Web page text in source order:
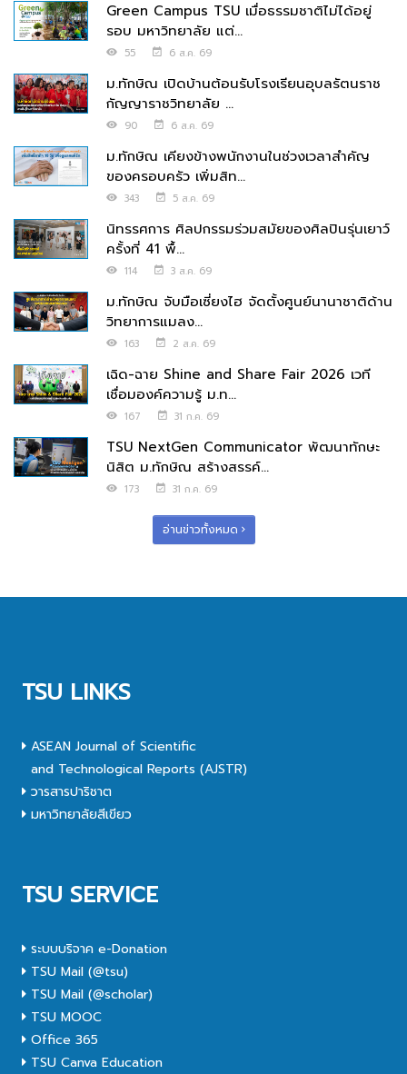
Green Campus TSU เมื่อธรรมชาติไม่ได้อยู่
รอบ มหาวิทยาลัย แต่...
55 6 ส.ค. 69
ม.ทักษิณ เปิดบ้านต้อนรับโรงเรียนอุบลรัตนราช
กัญญาราชวิทยาลัย ...
90 6 ส.ค. 69
ม.ทักษิณ เคียงข้างพนักงานในช่วงเวลาสำคัญ
ของครอบครัว เพิ่มสิท...
343 5 ส.ค. 69
นิทรรศการ ศิลปกรรมร่วมสมัยของศิลปินรุ่นเยาว์
ครั้งที่ 41 พื้...
114 3 ส.ค. 69
ม.ทักษิณ จับมือเซี่ยงไฮ จัดตั้งศูนย์นานาชาติด้าน
วิทยาการแมลง...
163 2 ส.ค. 69
เฉิด-ฉาย Shine and Share Fair 2026 เวที
เชื่อมองค์ความรู้ ม.ท...
167 31 ก.ค. 69
TSU NextGen Communicator พัฒนาทักษะ
นิสิต ม.ทักษิณ สร้างสรรค์...
173 31 ก.ค. 69
อ่านข่าวทั้งหมด
TSU LINKS
ASEAN Journal of Scientific
and Technological Reports (AJSTR)
วารสารปาริชาต
มหาวิทยาลัยสีเขียว
TSU SERVICE
ระบบบริจาค e-Donation
TSU Mail (@tsu)
TSU Mail (@scholar)
TSU MOOC
Office 365
TSU Canva Education